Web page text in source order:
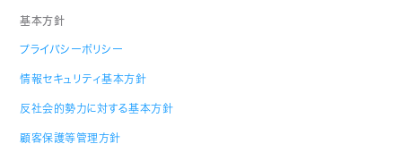
基本方針
プライバシーポリシー
情報セキュリティ基本方針
反社会的勢力に対する基本方針
顧客保護等管理方針